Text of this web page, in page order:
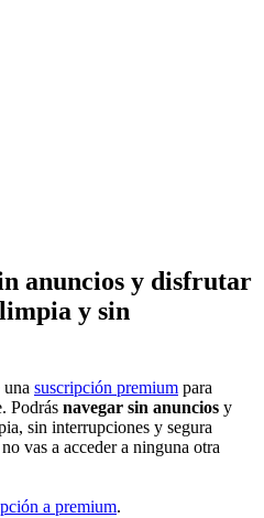
anuncios y disfrutar
y sin
una suscripción premium para
Podrás navegar sin anuncios y
sin interrupciones y segura
no vas a acceder a ninguna otra
a premium.